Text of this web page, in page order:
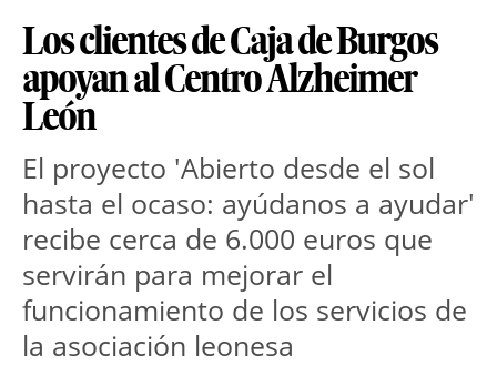
Los clientes de Caja de Burgos
apoyan al Centro Alzheimer
León
El proyecto 'Abierto desde el sol
hasta el ocaso: ayúdanos a ayudar'
recibe cerca de 6.000 euros que
servirán para mejorar el
funcionamiento de los servicios de
la asociación leonesa